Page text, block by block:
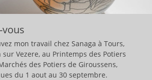
vous
mon travail chez Sanaga à Tours,
sur Vezere, au Printemps des Potiers
des Potiers de Giroussens,
du 1 aout au 30 septembre.